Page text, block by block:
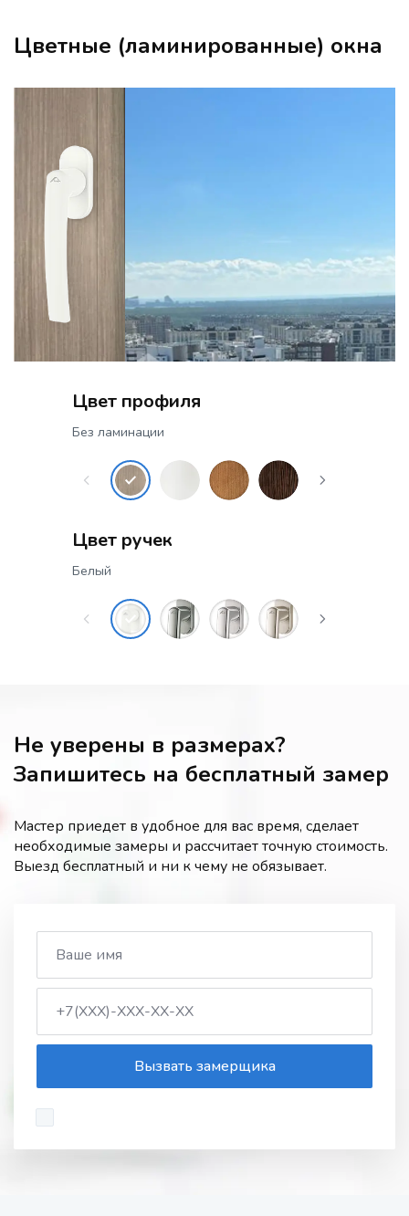
Цветные (ламинированные) окна
Цвет профиля
Без ламинации
Цвет ручек
Белый
Не уверены в размерах?
Запишитесь на бесплатный замер
Мастер приедет в удобное для вас время, сделает
необходимые замеры и рассчитает точную стоимость.
Выезд бесплатный и ни к чему не обязывает.
Вызвать замерщика